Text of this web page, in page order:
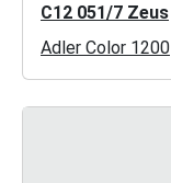
C12 051/7 Zeus
Adler Color 1200